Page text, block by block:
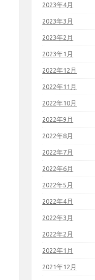
2023年4月
2023年3月
2023年2月
2023年1月
2022年12月
2022年11月
2022年10月
2022年9月
2022年8月
2022年7月
2022年6月
2022年5月
2022年4月
2022年3月
2022年2月
2022年1月
2021年12月